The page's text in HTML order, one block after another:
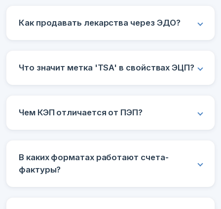
Как продавать лекарства через ЭДО?
Что значит метка 'TSA' в свойствах ЭЦП?
Чем КЭП отличается от ПЭП?
В каких форматах работают счета-
фактуры?